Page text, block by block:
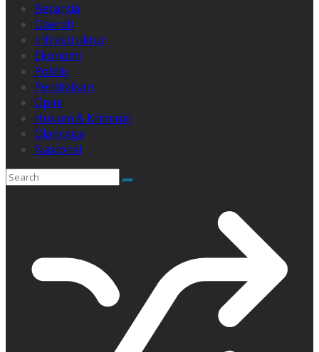
Beranda
Daerah
Infrastruktur
Ekonomi
Politik
Pendidikan
Opini
Hukum & Kriminal
Olahraga
Nasional